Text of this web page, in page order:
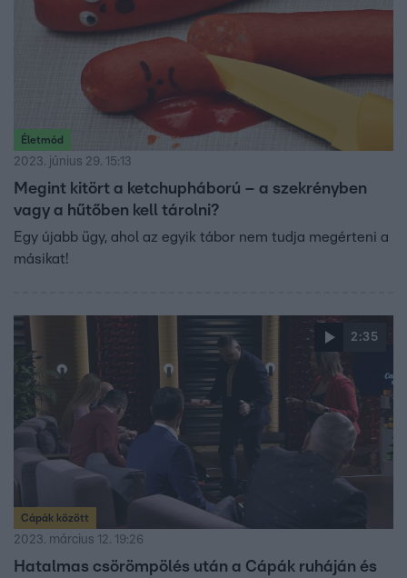
Életmód
2023. június 29. 15:13
Megint kitört a ketchupháború – a szekrényben
vagy a hűtőben kell tárolni?
Egy újabb ügy, ahol az egyik tábor nem tudja megérteni a
másikat!
2:35
Cápák között
2023. március 12. 19:26
Hatalmas csörömpölés után a Cápák ruháján és